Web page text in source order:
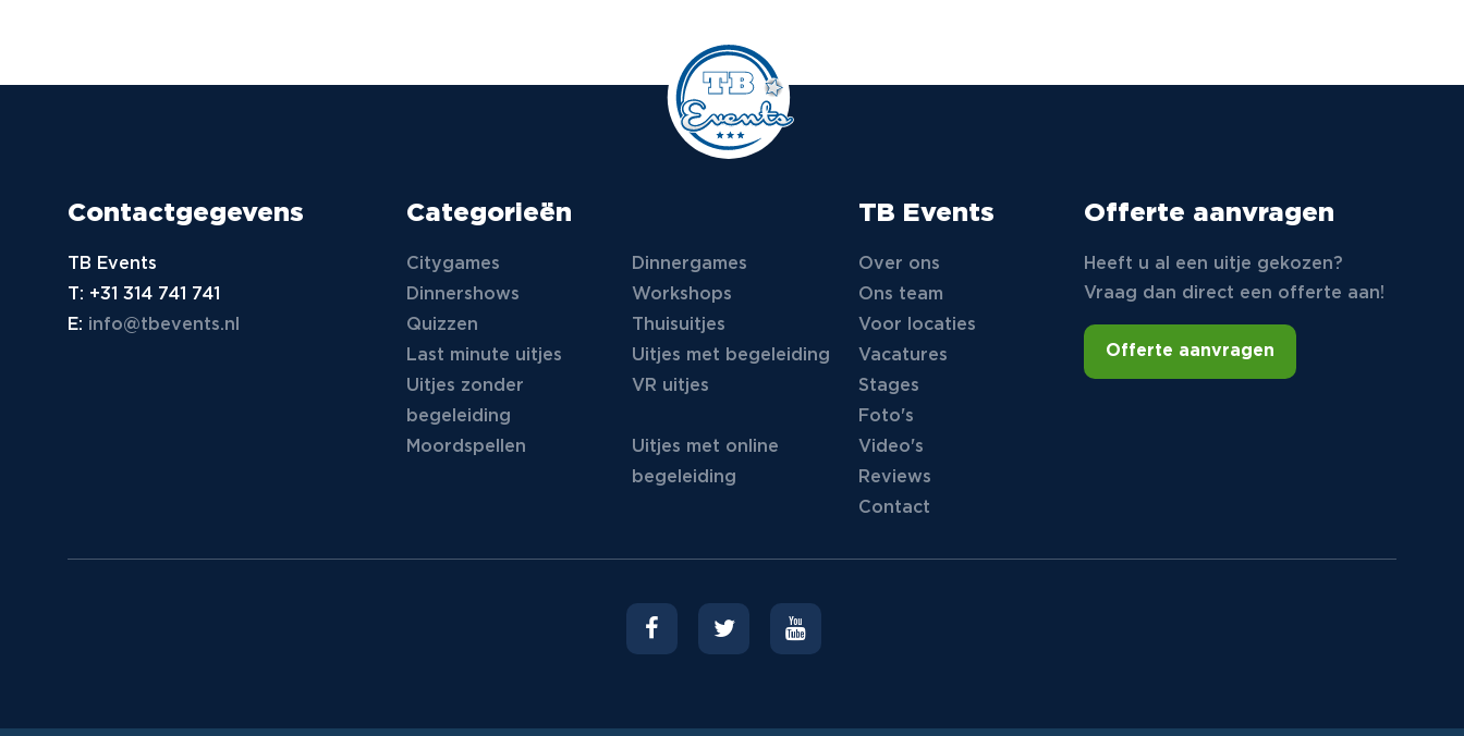
Contactgegevens
TB Events
T: +31 314 741 741
E: info@tbevents.nl
Categorieën
Citygames
Dinnergames
Dinnershows
Workshops
Quizzen
Thuisuitjes
Last minute uitjes
Uitjes met begeleiding
Uitjes zonder
begeleiding
VR uitjes
Moordspellen
Uitjes met online
begeleiding
TB Events
Over ons
Ons team
Voor locaties
Vacatures
Stages
Foto's
Video's
Reviews
Contact
Offerte aanvragen
Heeft u al een uitje gekozen?
Vraag dan direct een offerte aan!
Offerte aanvragen